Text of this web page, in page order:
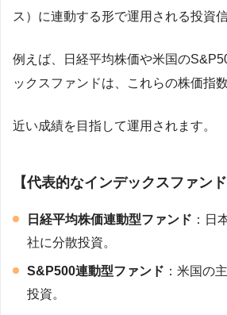
ス）に連動する形で運用される投資信
例えば、日経平均株価や米国の
ックスファンドは、これらの株価指
近い成績を目指して運用されます。
【代表的なインデックスファンド
日経平均株価連動型ファンド ：日
社に分散投資。
S&P500連動型ファンド ：米国の
投資。